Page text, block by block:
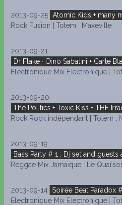
2013-09-25 Atomic Kids + many
Rock Fusion | Totem , Maxeville
2013-09-21
Dr Flake + Dino Sabatini + Carte
Electronique Mix Electronique |
2013-09-20
The Politics + Toxic Kiss + THE
Rock Rock indépendant | Totem ,
2013-09-19
Bass Party # 1 : Dj set and
Reggae Mix Jamaïque | Le
2013-09-14
Soirée Beat Paradox
Electronique Mix Electronique |